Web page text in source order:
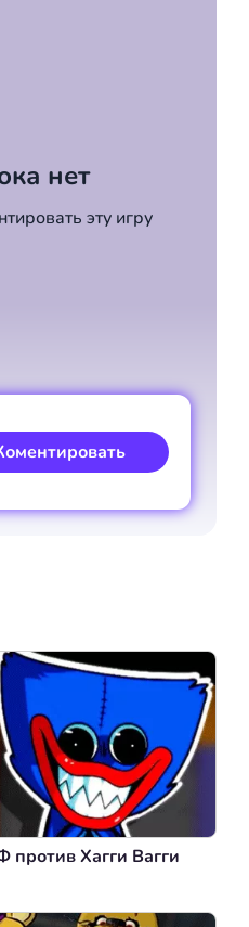
нет
эту игру
Коментировать
Хагги Вагги